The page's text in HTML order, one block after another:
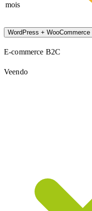
mois
WordPress + WooCommerce
E-commerce B2C
Veendo